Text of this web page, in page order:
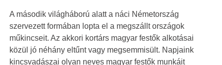
A második világháború alatt a náci Németország
szervezett formában lopta el a megszállt országok
műkincseit. Az akkori kortárs magyar festők alkotásai
közül jó néhány eltűnt vagy megsemmisült. Napjaink
kincsvadászai olyan neves magyar festők munkáit